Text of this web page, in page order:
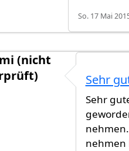
So. 17 Mai
(nicht
bei Ländern/Städten
Sehr
Sehr
nehmen